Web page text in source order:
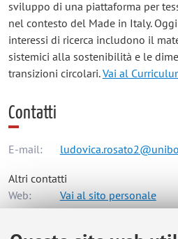
sviluppo di una piattaforma per
nel contesto del Made in Italy.
interessi di ricerca includono il
sistemici alla sostenibilità e le
transizioni circolari.Vai al
Contatti
E-mail:
Altri contatti
Web:
Vai al sito personale